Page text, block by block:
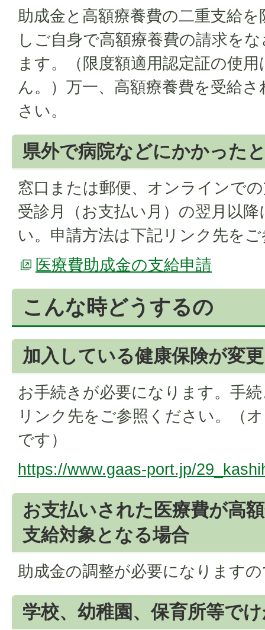
助成金と高額療養費の二重支給
しご自身で高額療養費の請求を
ます。（限度額適用認定証の使
ん。）万一、高額療養費を受給
さい。
県外で病院などにかかった
窓口または郵便、オンラインで
受診月（お支払い月）の翌月以
い。申請方法は下記リンク先を
医療費助成金の支給申請
こんな時どうするの
加入している健康保険が変
お手続きが必要になります。手
リンク先をご参照ください。（
です）
https://www.gaas-port.jp/
お支払いされた医療費が高
支給対象となる場合
助成金の調整が必要になります
学校、幼稚園、保育所等で